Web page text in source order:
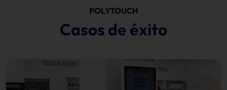
POLYTOUCH
Casos de éxito